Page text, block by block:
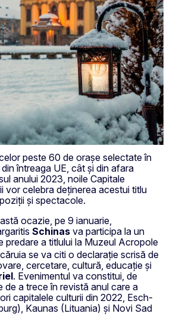
peste 60 de orașe selectate în
întreaga UE, cât și din afara
anului 2023, noile Capitale
vor celebra deținerea acestui titlu
și spectacole.
ocazie, pe 9 ianuarie,
Schinas va participa la un
predare a titlului la Muzeul Acropole
se va citi o declarație scrisă de
cercetare, cultură, educație și
. Evenimentul va constitui, de
de a trece în revistă anul care a
capitalele culturii din 2022, Esch-
Kaunas (Lituania) și Novi Sad